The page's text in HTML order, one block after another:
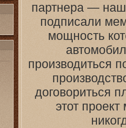
партнера —
подписали
мощность
производиться
договориться
этот